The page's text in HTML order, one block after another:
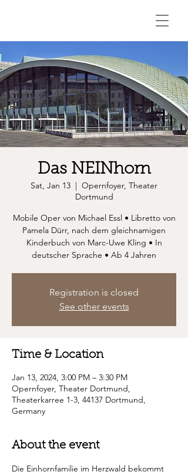
Das NEINhorn
Sat, Jan 13
  |
Opernfoyer, Theater
Dortmund
Mobile Oper von Michael Essl • Libretto von
Pamela Dürr, nach dem gleichnamigen
Kinderbuch von Marc-Uwe Kling • In
deutscher Sprache • Ab 4 Jahren
Registration is closed
See other events
Time & Location
Jan 13, 2024, 3:00 PM – 3:30 PM
Opernfoyer, Theater Dortmund,
Theaterkarree 1-3, 44137 Dortmund,
Germany
About the event
Die Einhornfamilie im Herzwald bekommt